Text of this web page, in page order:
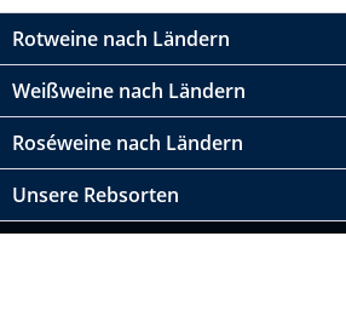
Rotweine nach Ländern
Weißweine nach Ländern
Roséweine nach Ländern
Unsere Rebsorten